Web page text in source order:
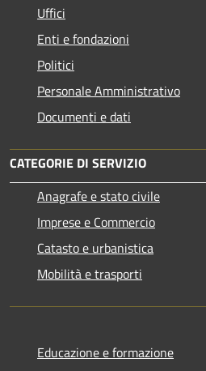
Uffici
Enti e fondazioni
Politici
Personale Amministrativo
Documenti e dati
CATEGORIE DI SERVIZIO
Anagrafe e stato civile
Imprese e Commercio
Catasto e urbanistica
Mobilità e trasporti
Educazione e formazione